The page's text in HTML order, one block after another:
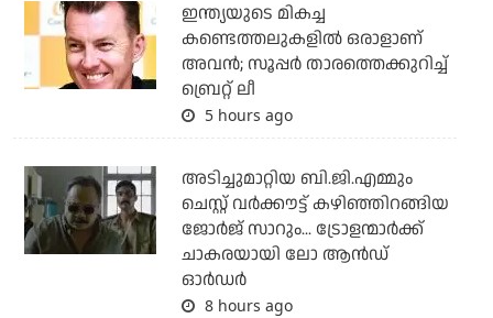
ഇന്ത്യയുടെ മികച്ച
കണ്ടെത്തലുകളില്‍ ഒരാളാണ്
അവന്‍; സൂപ്പര്‍ താരത്തെക്കുറിച്ച്
ബ്രെറ്റ് ലീ
5 hours ago
അടിച്ചുമാറ്റിയ ബി.ജി.എമ്മും
ചെസ്റ്റ് വര്‍ക്കൗട്ട് കഴിഞ്ഞിറങ്ങിയ
ജോര്‍ജ് സാറും... ട്രോളന്മാര്‍ക്ക്
ചാകരയായി ലോ ആന്‍ഡ്
ഓര്‍ഡര്‍
8 hours ago